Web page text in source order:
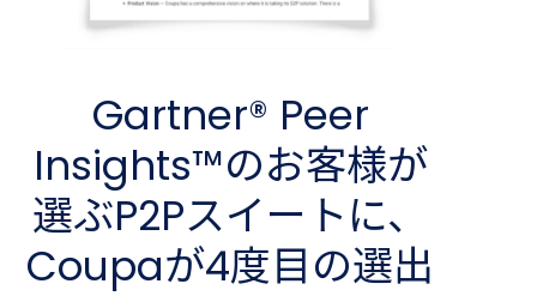
Gartner® Peer
Insights™の​お客様が​
選ぶP2Pスイートに、​
Coupaが​4度目の​選出